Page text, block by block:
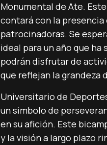
Monumental de Ate.
contará con la
patrocinadoras. Se
ideal para un año que
podrán disfrutar de
que reflejan la grandeza
Universitario de
un símbolo de
en su afición. Este
y la visión a largo plazo